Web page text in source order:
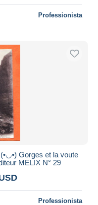
Professionista
Gorges et la voute
MELIX N° 29
Professionista